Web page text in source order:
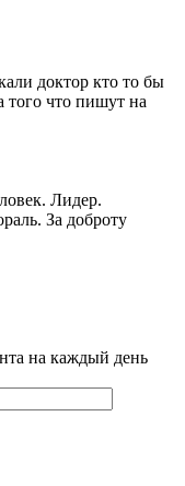
доктор кто то бы
того что пишут на
Лидер.
За доброту
на каждый день